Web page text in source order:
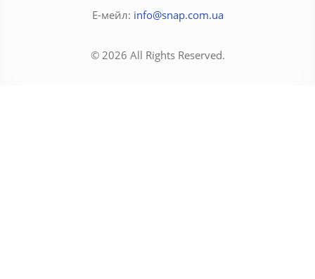
Е-мейл: info@snap.com.ua
© 2026 All Rights Reserved.